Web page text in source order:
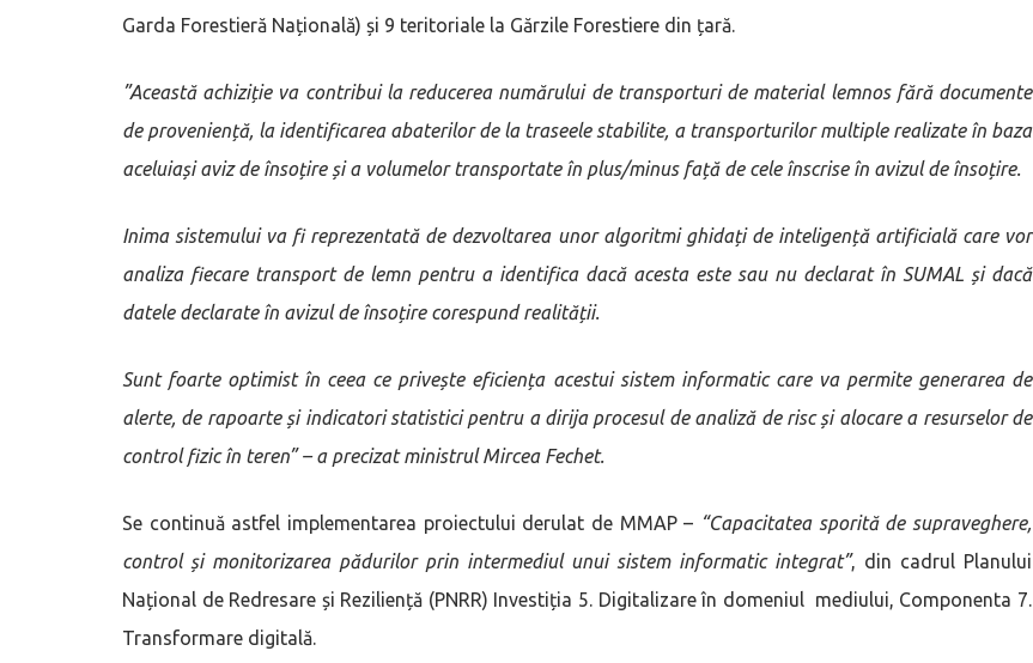
Garda Forestieră Națională) și 9 teritoriale la Gărzile Forestiere din țară.
”Această achiziție va contribui la reducerea numărului de transporturi de material lemnos fără documente
de proveniență, la identificarea abaterilor de la traseele stabilite, a transporturilor multiple realizate în baza
aceluiași aviz de însoțire și a volumelor transportate în plus/minus față de cele înscrise în avizul de însoțire.
Inima sistemului va fi reprezentată de dezvoltarea unor algoritmi ghidați de inteligență artificială care vor
analiza fiecare transport de lemn pentru a identifica dacă acesta este sau nu declarat în SUMAL și dacă
datele declarate în avizul de însoțire corespund realității.
Sunt foarte optimist în ceea ce privește eficiența acestui sistem informatic care va permite generarea de
alerte, de rapoarte și indicatori statistici pentru a dirija procesul de analiză de risc și alocare a resurselor de
control fizic în teren” – a precizat ministrul Mircea Fechet.
Se continuă astfel implementarea proiectului derulat de MMAP – “Capacitatea sporită de supraveghere,
control și monitorizarea pădurilor prin intermediul unui sistem informatic integrat”, din cadrul Planului
Național de Redresare și Reziliență (PNRR) Investiția 5. Digitalizare în domeniul mediului, Componenta 7.
Transformare digitală.